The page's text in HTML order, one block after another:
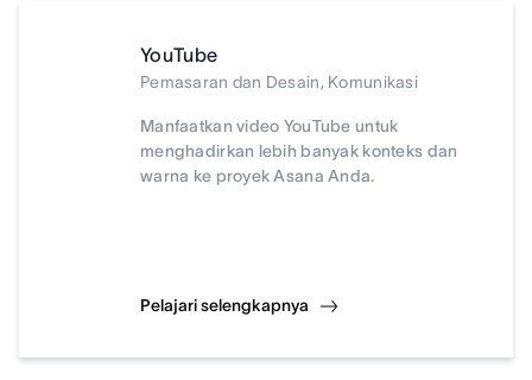
YouTube
Pemasaran dan Desain, Komunikasi
Manfaatkan video YouTube untuk
menghadirkan lebih banyak konteks dan
warna ke proyek Asana Anda.
Pelajari selengkapnya